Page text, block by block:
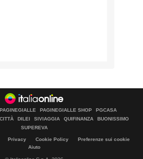
PAGINEGIALLE PAGINEGIALLE SHOP
PGCASA
DILEI SIVIAGGIA QUIFINANZA
BUONISSIMO
SUPEREVA
Privacy Cookie Policy
Preferenze sui cookie
Aiuto